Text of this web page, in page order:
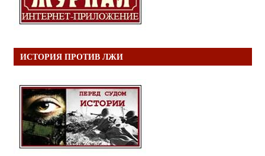
ИСТОРИЯ ПРОТИВ ЛЖИ